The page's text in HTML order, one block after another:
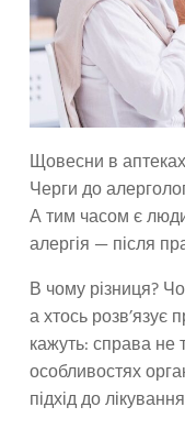
Щовесни в аптеках
Черги до
А тим часом є
алергія — після
В чому різниця?
а хтось розв’язує
кажуть: справа не
особливостях
підхід до